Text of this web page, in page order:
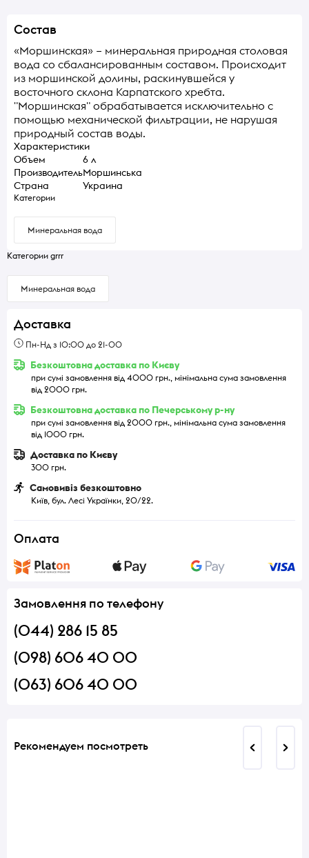
Состав
«Моршинская» – минеральная природная столовая
вода со сбалансированным составом. Происходит
из моршинской долины, раскинувшейся у
восточного склона Карпатского хребта.
"Моршинская" обрабатывается исключительно с
помощью механической фильтрации, не нарушая
природный состав воды.
Характеристики
Объем
6 л
ПроизводительМоршинська
Страна
Украина
Категории
Минеральная вода
Категории grrr
Минеральная вода
Доставка
Пн-Нд з 10:00 до 21-00
Безкоштовна доставка по Києву
при сумі замовлення від 4000 грн., мінімальна сума замовлення
від 2000 грн.
Безкоштовна доставка по Печерському р-ну
при сумі замовлення від 2000 грн., мінімальна сума замовлення
від 1000 грн.
Доставка по Києву
300 грн.
Самовивіз безкоштовно
Київ, бул. Лесі Українки, 20/22.
Оплата
Замовлення по телефону
(044) 286 15 85
(098) 606 40 00
(063) 606 40 00
Рекомендуем посмотреть